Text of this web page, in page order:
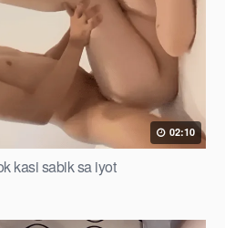
02:10
kasi sabik sa iyot